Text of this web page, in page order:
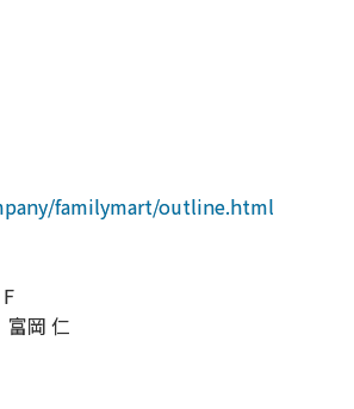
familymart/outline.html
岡 仁